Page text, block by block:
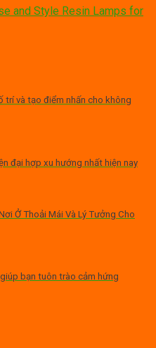
and Style Resin Lamps for
trí và tạo điểm nhấn cho không
đại hợp xu hướng nhất hiện nay
Ở Thoải Mái Và Lý Tưởng Cho
bạn tuôn trào cảm hứng